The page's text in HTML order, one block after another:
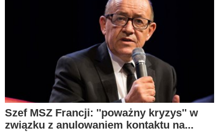
Szef MSZ Francji: ''poważny kryzys'' w
związku z anulowaniem kontaktu na...